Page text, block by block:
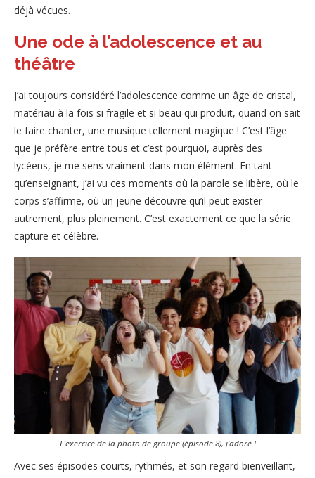
déjà vécues.
Une ode à l’adolescence et au
théâtre
J’ai toujours considéré l’adolescence comme un âge de cristal,
matériau à la fois si fragile et si beau qui produit, quand on sait
le faire chanter, une musique tellement magique ! C’est l’âge
que je préfère entre tous et c’est pourquoi, auprès des
lycéens, je me sens vraiment dans mon élément. En tant
qu’enseignant, j’ai vu ces moments où la parole se libère, où le
corps s’affirme, où un jeune découvre qu’il peut exister
autrement, plus pleinement. C’est exactement ce que la série
capture et célèbre.
L’exercice de la photo de groupe (épisode 8), j’adore !
Avec ses épisodes courts, rythmés, et son regard bienveillant,